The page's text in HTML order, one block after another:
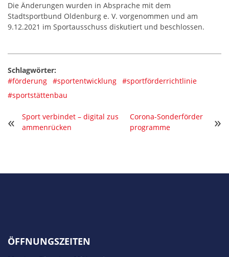
Die Änderungen wurden in Absprache mit dem
Stadtsportbund Oldenburg e. V. vorgenommen und am
9.12.2021 im Sportausschuss diskutiert und beschlossen.
Schlagwörter:
#förderung #sportentwicklung #sportförderrichtlinie
#sportstättenbau
«
Sport verbindet – digital zus
ammenrücken
Corona-Sonderförder
programme
»
ÖFFNUNGSZEITEN